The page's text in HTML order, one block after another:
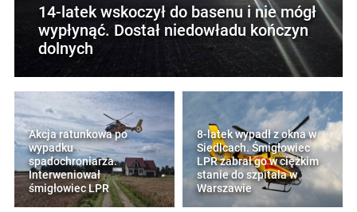
14-latek wskoczył do basenu i nie mógł
wypłynąć. Dostał niedowładu kończyn
dolnych
Akcja ratunkowa po
wypadku
spadochroniarza.
Interweniował
śmigłowiec LPR
8-latek wypadł z okna w
Siedlcach. Śmigłowiec
LPR zabrał go w ciężkim
stanie do szpitala w
Warszawie